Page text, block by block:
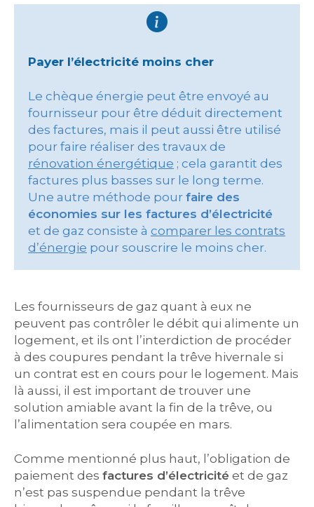
Payer l’électricité moins cher
Le chèque énergie peut être envoyé au
fournisseur pour être déduit directement
des factures, mais il peut aussi être utilisé
pour faire réaliser des travaux de
rénovation énergétique ; cela garantit des
factures plus basses sur le long terme.
Une autre méthode pour faire des
économies sur les factures d’électricité
et de gaz consiste à comparer les contrats
d’énergie pour souscrire le moins cher.
Les fournisseurs de gaz quant à eux ne
peuvent pas contrôler le débit qui alimente un
logement, et ils ont l’interdiction de procéder
à des coupures pendant la trêve hivernale si
un contrat est en cours pour le logement. Mais
là aussi, il est important de trouver une
solution amiable avant la fin de la trêve, ou
l’alimentation sera coupée en mars.
Comme mentionné plus haut, l’obligation de
paiement des factures d’électricité et de gaz
n’est pas suspendue pendant la trêve